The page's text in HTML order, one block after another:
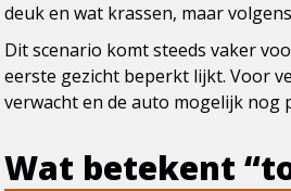
deuk en wat krassen, maar
Dit scenario komt steeds vaker
eerste gezicht beperkt lijkt. Voor
verwacht en de auto mogelijk nog
Wat betekent